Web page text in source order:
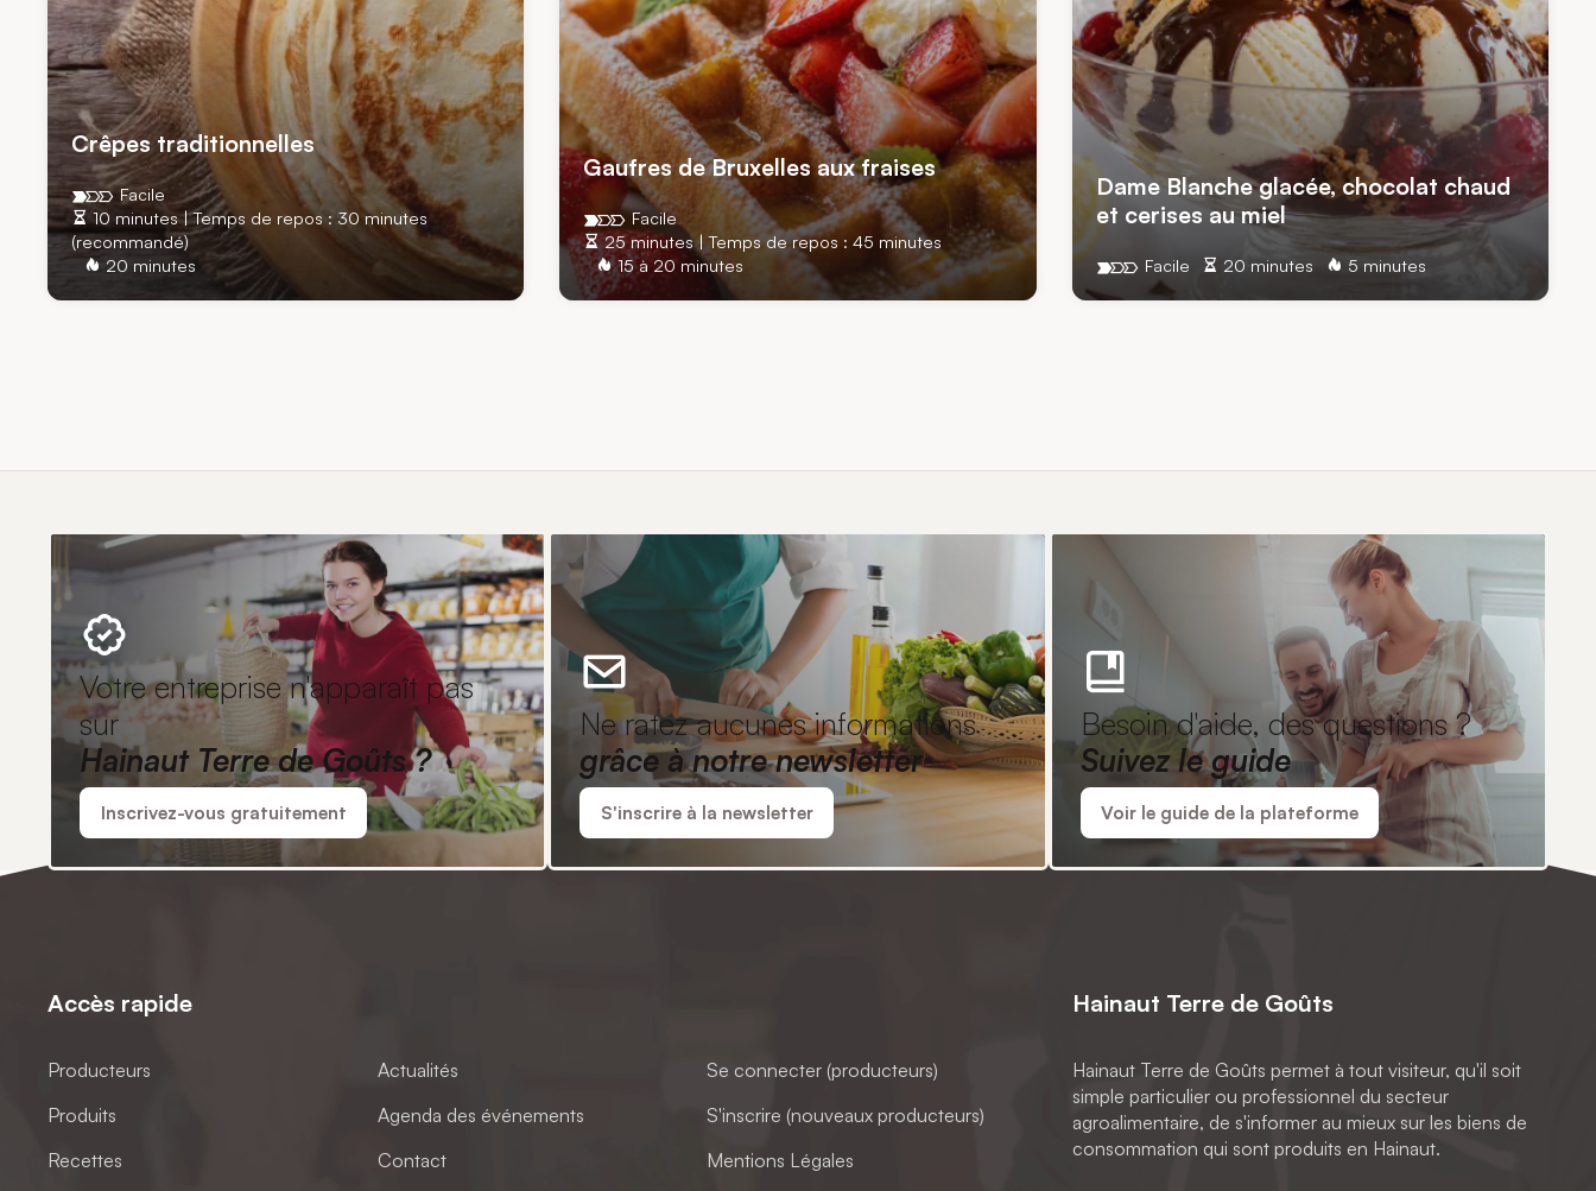
Crêpes traditionnelles
10 minutes | Temps de repos : 30 minutes
(recommandé)
20 minutes
Facile
Gaufres de Bruxelles aux fraises
25 minutes | Temps de repos : 45 minutes
15 à 20 minutes
Facile
Dame Blanche glacée, chocolat chaud
et cerises au miel
20 minutes 5 minutes
Facile
Votre entreprise n'apparaît pas
sur
Hainaut Terre de Goûts ?
Inscrivez-vous gratuitement
Ne ratez aucunes informations
grâce à notre newsletter
S'inscrire à la newsletter
Besoin d'aide, des questions ?
Suivez le guide
Voir le guide de la plateforme
Accès rapide
Producteurs
Produits
Recettes
Actualités
Agenda des événements
Contact
Se connecter (producteurs)
S'inscrire (nouveaux producteurs)
Mentions Légales
Hainaut Terre de Goûts
Hainaut Terre de Goûts permet à tout visiteur, qu'il soit
simple particulier ou professionnel du secteur
agroalimentaire, de s'informer au mieux sur les biens de
consommation qui sont produits en Hainaut.